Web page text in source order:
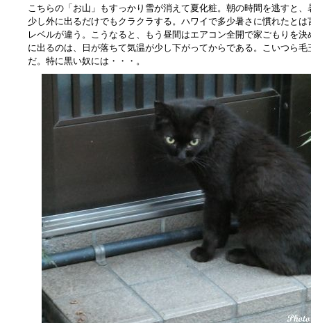
こちらの「お山」もすっかり雪が消えて夏化粧。朝の時間を逃すと
少し外に出るだけでもクラクラする。ハワイで多少暑さに慣れたと
レベルが違う。こうなると、もう昼間はエアコン全開で家ごもりを
に出るのは、日が落ちて気温が少し下がってからである。こいつら
だ。特に黒い奴には・・・。